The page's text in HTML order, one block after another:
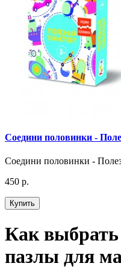
Соедини половинки -
Соедини половинки -
450 р.
Купить
Как
пазлы для